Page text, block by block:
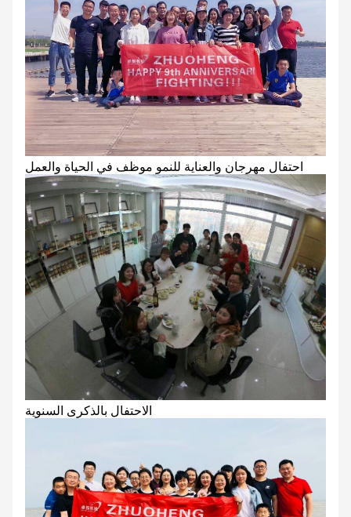
احتفال مهرجان والعناية للنمو موظف في الحياة والعمل
الاحتفال بالذكرى السنوية